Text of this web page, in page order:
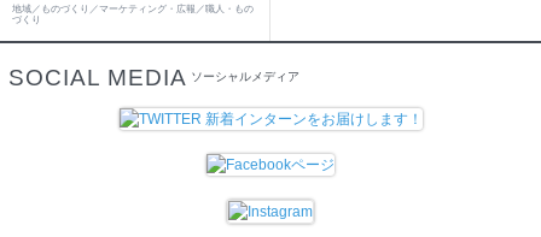
地域／ものづくり／マーケティング・広報／職人・もの
づくり
SOCIAL MEDIA ソーシャルメディア